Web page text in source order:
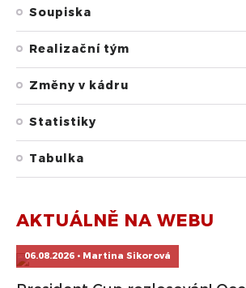
Soupiska
Realizační tým
Změny v kádru
Statistiky
Tabulka
AKTUÁLNĚ NA WEBU
06.08.2026 • Martina Sikorová